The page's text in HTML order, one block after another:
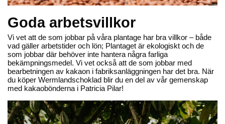
Goda arbetsvillkor
Vi vet att de som jobbar på våra plantage har bra villkor – både
vad gäller arbetstider och lön; Plantaget är ekologiskt och de
som jobbar där behöver inte hantera några farliga
bekämpningsmedel. Vi vet också att de som jobbar med
bearbetningen av kakaon i fabriksanläggningen har det bra. När
du köper Wermlandschoklad blir du en del av vår gemenskap
med kakaobönderna i Patricia Pilar!
Pressrum
Bilddatabas
Sök jobb
Kvalitet och Hållbarhet
Kontakta oss
Öppettider: 08 - 17
Tel:0520-82007